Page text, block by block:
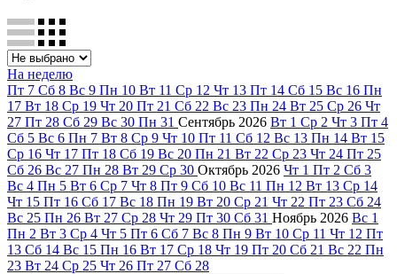
На неделю
Пт 7 Сб 8 Вс 9 Пн 10 Вт 11 Ср 12 Чт 13 Пт 14 Сб 15 Вс 16 Пн
17 Вт 18 Ср 19 Чт 20 Пт 21 Сб 22 Вс 23 Пн 24 Вт 25 Ср 26 Чт
27 Пт 28 Сб 29 Вс 30 Пн 31 Сентябрь 2026 Вт 1 Ср 2 Чт 3 Пт 4
Сб 5 Вс 6 Пн 7 Вт 8 Ср 9 Чт 10 Пт 11 Сб 12 Вс 13 Пн 14 Вт 15
Ср 16 Чт 17 Пт 18 Сб 19 Вс 20 Пн 21 Вт 22 Ср 23 Чт 24 Пт 25
Сб 26 Вс 27 Пн 28 Вт 29 Ср 30 Октябрь 2026 Чт 1 Пт 2 Сб 3
Вс 4 Пн 5 Вт 6 Ср 7 Чт 8 Пт 9 Сб 10 Вс 11 Пн 12 Вт 13 Ср 14
Чт 15 Пт 16 Сб 17 Вс 18 Пн 19 Вт 20 Ср 21 Чт 22 Пт 23 Сб 24
Вс 25 Пн 26 Вт 27 Ср 28 Чт 29 Пт 30 Сб 31 Ноябрь 2026 Вс 1
Пн 2 Вт 3 Ср 4 Чт 5 Пт 6 Сб 7 Вс 8 Пн 9 Вт 10 Ср 11 Чт 12 Пт
13 Сб 14 Вс 15 Пн 16 Вт 17 Ср 18 Чт 19 Пт 20 Сб 21 Вс 22 Пн
23 Вт 24 Ср 25 Чт 26 Пт 27 Сб 28